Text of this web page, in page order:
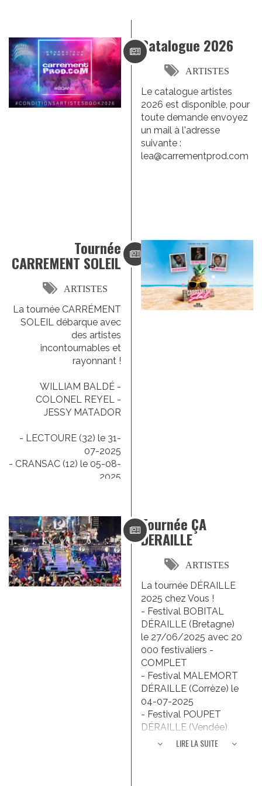
Catalogue 2026
ARTISTES
Le catalogue artistes
2026 est disponible, pour
toute demande envoyez
un mail à l'adresse
suivante :
lea@carrementprod.com
Tournée
CARREMENT SOLEIL
ARTISTES
La tournée CARRÉMENT
SOLEIL débarque avec
des artistes
incontournables et
rayonnant !
WILLIAM BALDÉ -
COLONEL REYEL -
JESSY MATADOR
- LECTOURE (32) le 31-
07-2025
- CRANSAC (12) le 05-08-
2025
Tournée ÇA
DERAILLE
ARTISTES
La tournée DÉRAILLE
2025 chez Vous !
- Festival BOBITAL
DÉRAILLE (Bretagne)
le 27/06/2025 avec 20
000 festivaliers -
COMPLET
- Festival MALEMORT
DÉRAILLE (Corrèze) le
04-07-2025
- Festival POUPET
DÉRAILLE (Vendée)
le 18/07/2025 avec 30
LIRE LA SUITE